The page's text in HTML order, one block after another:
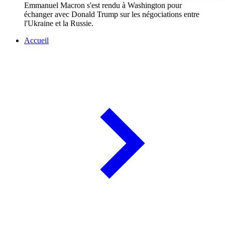
Emmanuel Macron s'est rendu à Washington pour
échanger avec Donald Trump sur les négociations entre
l'Ukraine et la Russie.
Accueil